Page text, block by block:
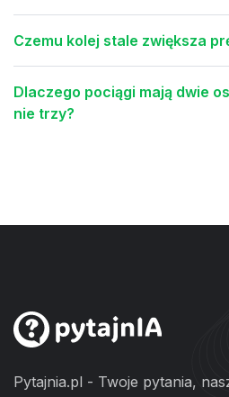
Czemu kolej stale zwiększa
Dlaczego pociągi mają dwie
nie trzy?
Pytajnia.pl - Twoje pytania,